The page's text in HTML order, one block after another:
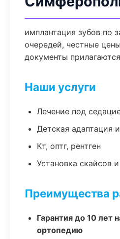
имплантация зубов по
очередей, честные
документы
Наши услуги
Лечение под
Детская адаптация
Кт, оптг, рентген
Установка скайсов
Преимущества
Гарантия до 10 лет
ортопедию